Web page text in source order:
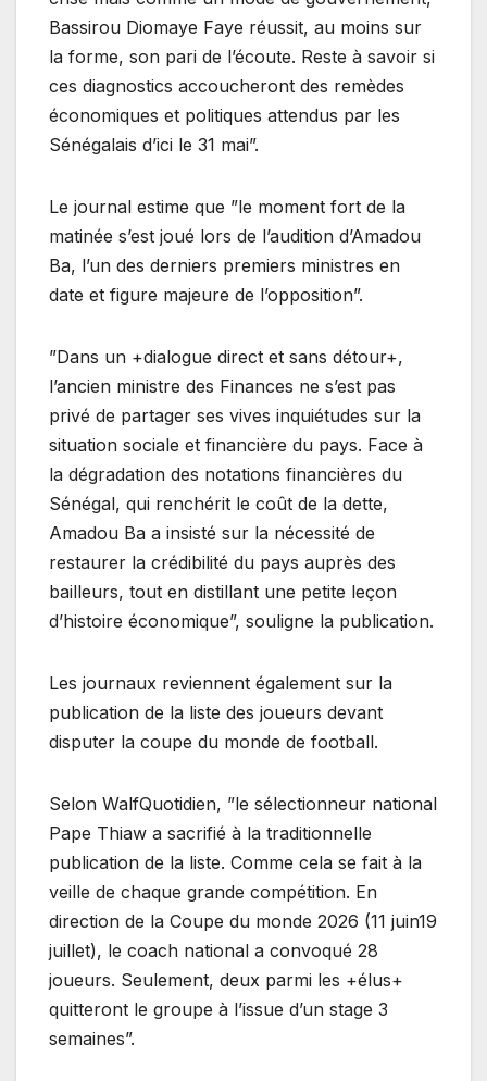
Bassirou Diomaye Faye réussit, au moins sur
la forme, son pari de l’écoute. Reste à savoir si
ces diagnostics accoucheront des remèdes
économiques et politiques attendus par les
Sénégalais d’ici le 31 mai”.
Le journal estime que ”le moment fort de la
matinée s’est joué lors de l’audition d’Amadou
Ba, l’un des derniers premiers ministres en
date et figure majeure de l’opposition”.
”Dans un +dialogue direct et sans détour+,
l’ancien ministre des Finances ne s’est pas
privé de partager ses vives inquiétudes sur la
situation sociale et financière du pays. Face à
la dégradation des notations financières du
Sénégal, qui renchérit le coût de la dette,
Amadou Ba a insisté sur la nécessité de
restaurer la crédibilité du pays auprès des
bailleurs, tout en distillant une petite leçon
d’histoire économique”, souligne la publication.
Les journaux reviennent également sur la
publication de la liste des joueurs devant
disputer la coupe du monde de football.
Selon WalfQuotidien, ”le sélectionneur national
Pape Thiaw a sacrifié à la traditionnelle
publication de la liste. Comme cela se fait à la
veille de chaque grande compétition. En
direction de la Coupe du monde 2026 (11 juin19
juillet), le coach national a convoqué 28
joueurs. Seulement, deux parmi les +élus+
quitteront le groupe à l’issue d’un stage 3
semaines”.